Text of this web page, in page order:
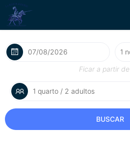
Ficar a partir de
1 quarto / 2 adultos